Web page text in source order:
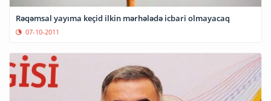
Rəqəmsal yayıma keçid ilkin mərhələdə icbari olmayacaq
07-10-2011